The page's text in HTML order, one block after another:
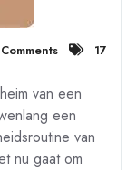
17
van een
een
van
nu gaat om